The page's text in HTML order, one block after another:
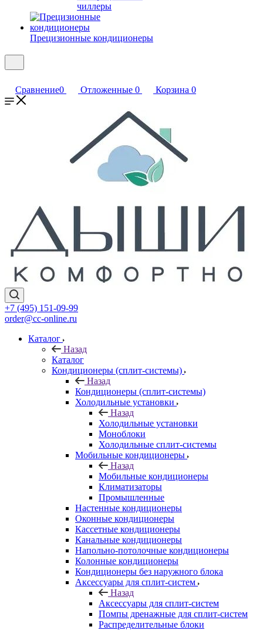
чиллеры
Прецизионные кондиционеры
Сравнение0 Отложенные 0 Корзина 0
+7 (495) 151-09-99
order@cc-online.ru
Каталог
Назад
Каталог
Кондиционеры (сплит-системы)
Назад
Кондиционеры (сплит-системы)
Холодильные установки
Назад
Холодильные установки
Моноблоки
Холодильные сплит-системы
Мобильные кондиционеры
Назад
Мобильные кондиционеры
Климатизаторы
Промышленные
Настенные кондиционеры
Оконные кондиционеры
Кассетные кондиционеры
Канальные кондиционеры
Напольно-потолочные кондиционеры
Колонные кондиционеры
Кондиционеры без наружного блока
Аксессуары для сплит-систем
Назад
Аксессуары для сплит-систем
Помпы дренажные для сплит-систем
Распределительные блоки